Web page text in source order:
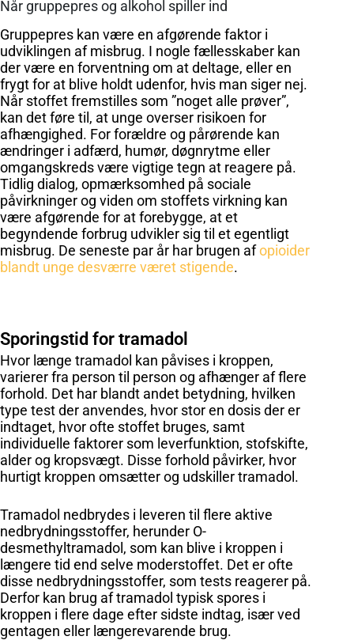
Når gruppepres og alkohol spiller ind
Gruppepres kan være en afgørende faktor i
udviklingen af misbrug. I nogle fællesskaber kan
der være en forventning om at deltage, eller en
frygt for at blive holdt udenfor, hvis man siger nej.
Når stoffet fremstilles som ”noget alle prøver”,
kan det føre til, at unge overser risikoen for
afhængighed. For forældre og pårørende kan
ændringer i adfærd, humør, døgnrytme eller
omgangskreds være vigtige tegn at reagere på.
Tidlig dialog, opmærksomhed på sociale
påvirkninger og viden om stoffets virkning kan
være afgørende for at forebygge, at et
begyndende forbrug udvikler sig til et egentligt
misbrug. De seneste par år har brugen afopioider
blandt unge desværre været stigende.
Sporingstid for tramadol
Hvor længe tramadol kan påvises i kroppen,
varierer fra person til person og afhænger af flere
forhold. Det har blandt andet betydning, hvilken
type test der anvendes, hvor stor en dosis der er
indtaget, hvor ofte stoffet bruges, samt
individuelle faktorer som leverfunktion, stofskifte,
alder og kropsvægt. Disse forhold påvirker, hvor
hurtigt kroppen omsætter og udskiller tramadol.
Tramadol nedbrydes i leveren til flere aktive
nedbrydningsstoffer, herunder O-
desmethyltramadol, som kan blive i kroppen i
længere tid end selve moderstoffet. Det er ofte
disse nedbrydningsstoffer, som tests reagerer på.
Derfor kan brug af tramadol typisk spores i
kroppen i flere dage efter sidste indtag, især ved
gentagen eller længerevarende brug.